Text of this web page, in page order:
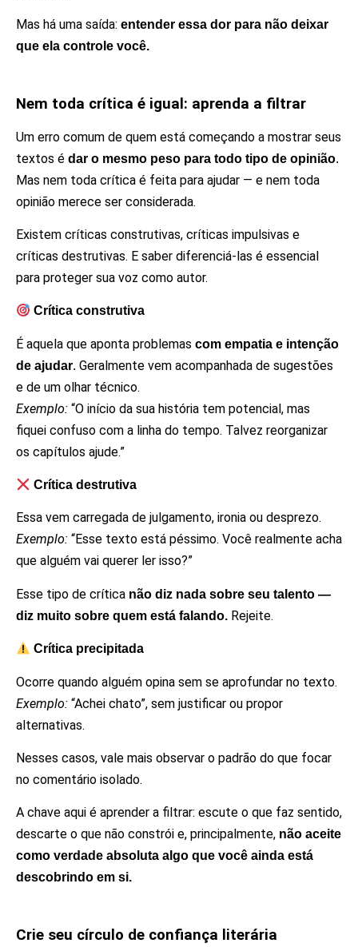
Mas há uma saída: entender essa dor para não deixar
que ela controle você.
Nem toda crítica é igual: aprenda a filtrar
Um erro comum de quem está começando a mostrar seus
textos é dar o mesmo peso para todo tipo de opinião.
Mas nem toda crítica é feita para ajudar — e nem toda
opinião merece ser considerada.
Existem críticas construtivas, críticas impulsivas e
críticas destrutivas. E saber diferenciá-las é essencial
para proteger sua voz como autor.
Crítica construtiva
É aquela que aponta problemas com empatia e intenção
de ajudar. Geralmente vem acompanhada de sugestões
e de um olhar técnico.
Exemplo: “O início da sua história tem potencial, mas
fiquei confuso com a linha do tempo. Talvez reorganizar
os capítulos ajude.”
Crítica destrutiva
Essa vem carregada de julgamento, ironia ou desprezo.
Exemplo: “Esse texto está péssimo. Você realmente acha
que alguém vai querer ler isso?”
Esse tipo de crítica não diz nada sobre seu talento —
diz muito sobre quem está falando. Rejeite.
Crítica precipitada
Ocorre quando alguém opina sem se aprofundar no texto.
Exemplo: “Achei chato”, sem justificar ou propor
alternativas.
Nesses casos, vale mais observar o padrão do que focar
no comentário isolado.
A chave aqui é aprender a filtrar: escute o que faz sentido,
descarte o que não constrói e, principalmente, não aceite
como verdade absoluta algo que você ainda está
descobrindo em si.
Crie seu círculo de confiança literária